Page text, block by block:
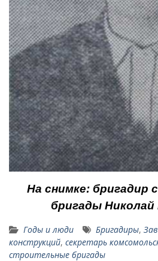
На снимке: бригадир
бригады Николай
Годы и люди Бригадиры,
конструкций, секретарь
строительные бригады